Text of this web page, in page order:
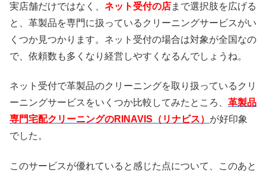
実店舗だけではなく、 ネット受付の店まで選択肢を広げる
と、革製品を専門に扱っているクリーニングサービスがい
くつか見つかります。ネット受付の場合は対象が全国なの
で、依頼数も多くなり経営しやすくなるんでしょうね。
ネット受付で革製品のクリーニングを取り扱っているクリ
ーニングサービスをいくつか比較してみたところ、 革製品
専門宅配クリーニングのRINAVIS（リナビス） が好印象
でした。
このサービスが優れていると感じた点について、このあと